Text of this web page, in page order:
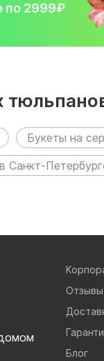
по 2999₽
Букеты на
Санкт-
Отзывы
Блог